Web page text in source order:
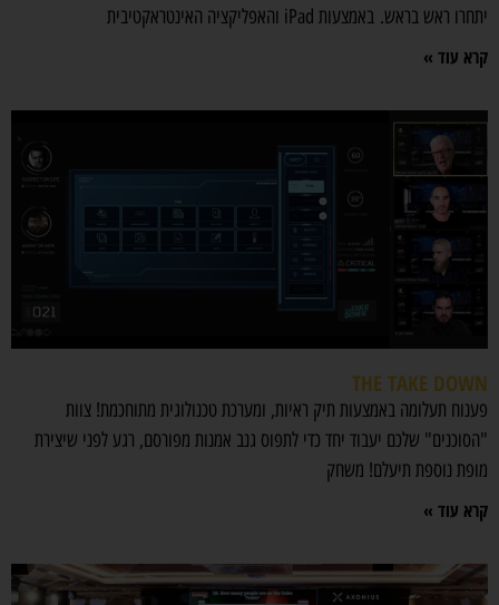
יתחרו ראש בראש. באמצעות iPad והאפליקציה האינטראקטיבית
קרא עוד »
THE TAKE DOWN
פענוח תעלומה באמצעות תיק ראיות, ומערכת טכנולוגית מתוחכמת! צוות
"הסוכנים" שלכם יעבוד יחד כדי לתפוס גנב אמנות מפורסם, רגע לפני שיצירת
מופת נוספת תיעלם! משחק
קרא עוד »